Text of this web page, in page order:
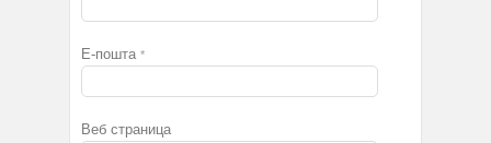
Е-пошта *
Веб страница